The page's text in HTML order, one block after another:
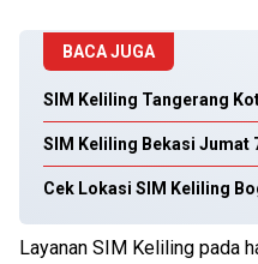
BACA JUGA
SIM Keliling Tangerang
SIM Keliling Bekasi Jumat
Cek Lokasi SIM Keliling
Layanan SIM Keliling pada